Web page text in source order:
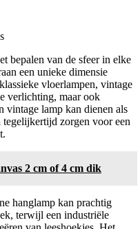
bepalen van de sfeer in elke
een unieke dimensie
vloerlampen, vintage
verlichting, maar ook
vintage lamp kan dienen als
zorgen voor een
2 cm of 4 cm dik
hanglamp kan prachtig
terwijl een industriële